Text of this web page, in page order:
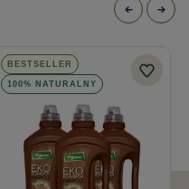
BESTSELLER
100% NATURALNY